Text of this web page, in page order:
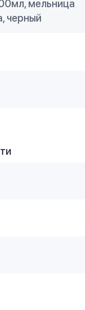
мельница
черный